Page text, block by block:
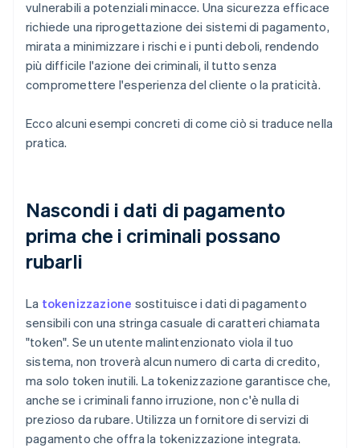
vulnerabili a potenziali minacce. Una sicurezza efficace
richiede una riprogettazione dei sistemi di pagamento,
mirata a minimizzare i rischi e i punti deboli, rendendo
più difficile l'azione dei criminali, il tutto senza
compromettere l'esperienza del cliente o la praticità.
Ecco alcuni esempi concreti di come ciò si traduce nella
pratica.
Nascondi i dati di pagamento
prima che i criminali possano
rubarli
La tokenizzazione sostituisce i dati di pagamento
sensibili con una stringa casuale di caratteri chiamata
"token". Se un utente malintenzionato viola il tuo
sistema, non troverà alcun numero di carta di credito,
ma solo token inutili. La tokenizzazione garantisce che,
anche se i criminali fanno irruzione, non c'è nulla di
prezioso da rubare. Utilizza un fornitore di servizi di
pagamento che offra la tokenizzazione integrata.